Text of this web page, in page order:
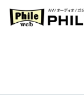
PHILE WEB｜